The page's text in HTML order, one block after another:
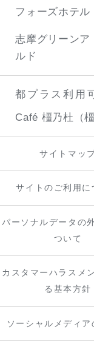
フォーズホテ
志摩グリーンア
ルド
都プラス利用
Café 橿乃杜（
サイトマッ
サイトのご利用に
パーソナルデータの
ついて
カスタマーハラスメ
る基本方針
ソーシャルメディア